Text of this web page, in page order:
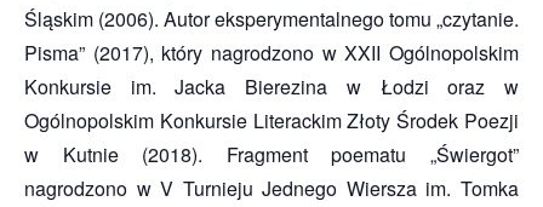
Śląskim (2006). Autor eksperymentalnego tomu „czytanie.
Pisma” (2017), który nagrodzono w XXII Ogólnopolskim
Konkursie im. Jacka Bierezina w Łodzi oraz w
Ogólnopolskim Konkursie Literackim Złoty Środek Poezji
w Kutnie (2018). Fragment poematu „Świergot”
nagrodzono w V Turnieju Jednego Wiersza im. Tomka